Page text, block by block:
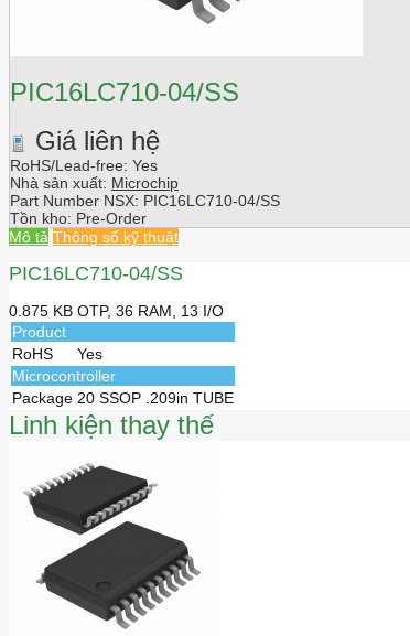
PIC16LC710-04/SS
Giá liên hệ
RoHS/Lead-free: Yes
Nhà sản xuất: Microchip
Part Number NSX: PIC16LC710-04/SS
Tồn kho: Pre-Order
Mô tả Thông số kỹ thuật
PIC16LC710-04/SS
0.875 KB OTP, 36 RAM, 13 I/O
Product
RoHS
Yes
Microcontroller
Package 20 SSOP .209in TUBE
Linh kiện thay thế